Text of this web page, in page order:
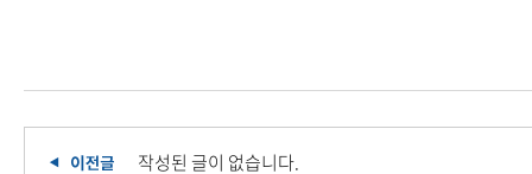
작성된 글이 없습니다.